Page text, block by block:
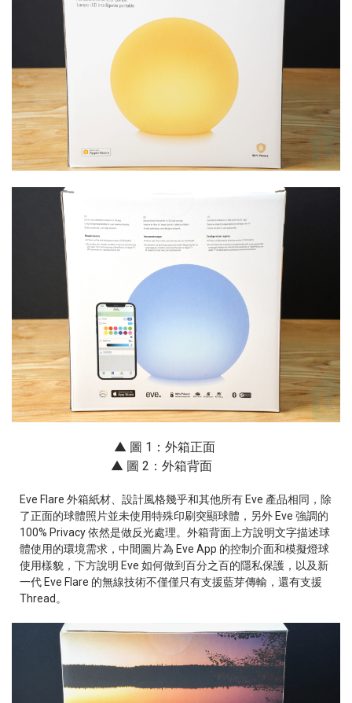
▲ 圖 1：外箱正面
▲ 圖 2：外箱背面
Eve Flare 外箱紙材、設計風格幾乎和其他所有 Eve 產品相同，除
了正面的球體照片並未使用特殊印刷突顯球體，另外 Eve 強調的
100% Privacy 依然是做反光處理。外箱背面上方說明文字描述球
體使用的環境需求，中間圖片為 Eve App 的控制介面和模擬燈球
使用樣貌，下方說明 Eve 如何做到百分之百的隱私保護，以及新
一代 Eve Flare 的無線技術不僅僅只有支援藍芽傳輸，還有支援
Thread。